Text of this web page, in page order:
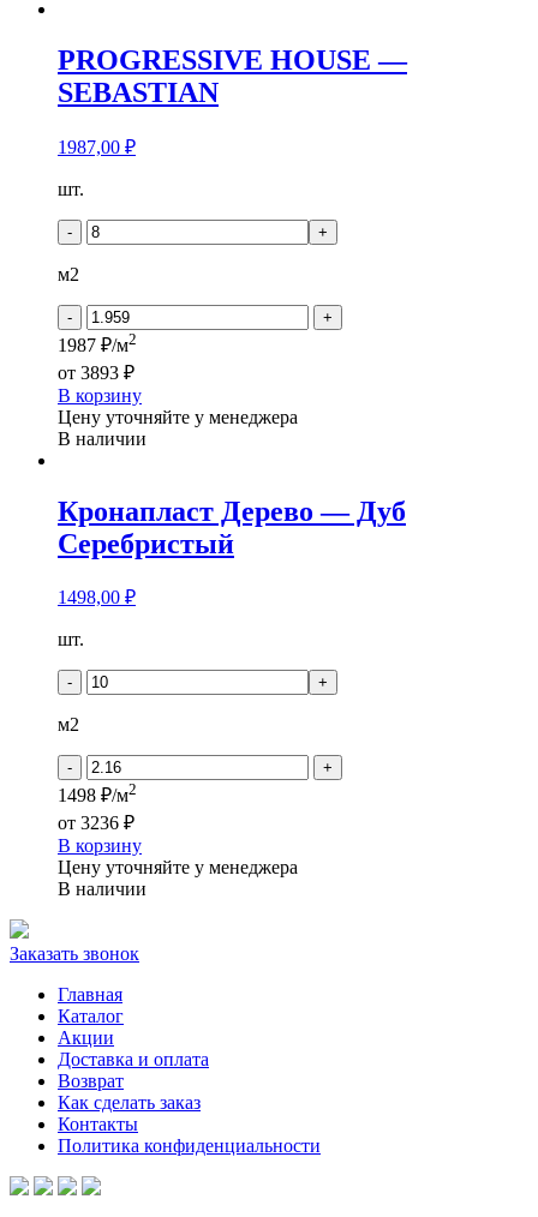
PROGRESSIVE HOUSE —
SEBASTIAN
1987,00 ₽
Количество
PROGRESSIVE
-
шт.
- +
м2
- +
1987 ₽/м2
от 3893 ₽
В корзину
Цену уточняйте у менеджера
В наличии
Кронапласт Дерево — Дуб
Серебристый
1498,00 ₽
Количество
Кронапласт
-
Серебристый
шт.
- +
м2
- +
1498 ₽/м2
от 3236 ₽
В корзину
Цену уточняйте у менеджера
В наличии
Заказать звонок
Главная
Каталог
Акции
Доставка и оплата
Возврат
Как сделать заказ
Контакты
Политика конфиденциальности